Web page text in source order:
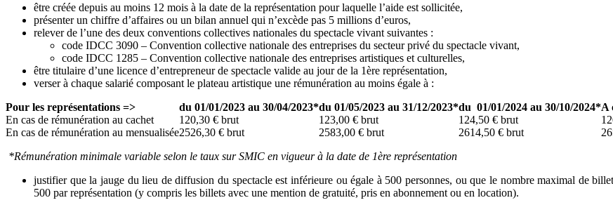
être créée depuis au moins 12 mois à la date de la représentation pour laquelle l’aide est sollicitée,
présenter un chiffre d’affaires ou un bilan annuel qui n’excède pas 5 millions d’euros,
relever de l’une des deux conventions collectives nationales du spectacle vivant suivantes :
code IDCC 3090 – Convention collective nationale des entreprises du secteur privé du spectacle vivant,
code IDCC 1285 – Convention collective nationale des entreprises artistiques et culturelles,
être titulaire d’une licence d’entrepreneur de spectacle valide au jour de la 1ère représentation,
verser à chaque salarié composant le plateau artistique une rémunération au moins égale à :
Pour les représentations =>
du 01/01/2023 au 30/04/2023*du 01/05/2023 au 31/12/2023*du 01/01/2024 au 30/10/2024*A
En cas de rémunération au cachet
120,30 € brut 123,00 € brut 124,50 € brut
En cas de rémunération au mensualisée2526,30 € brut 2583,00 € brut 2614,50 € brut
*Rémunération minimale variable selon le taux sur SMIC en vigueur à la date de 1ère représentation
justifier que la jauge du lieu de diffusion du spectacle est inférieure ou égale à 500 personnes, ou que le nombre maximal de
500 par représentation (y compris les billets avec une mention de gratuité, pris en abonnement ou en location).